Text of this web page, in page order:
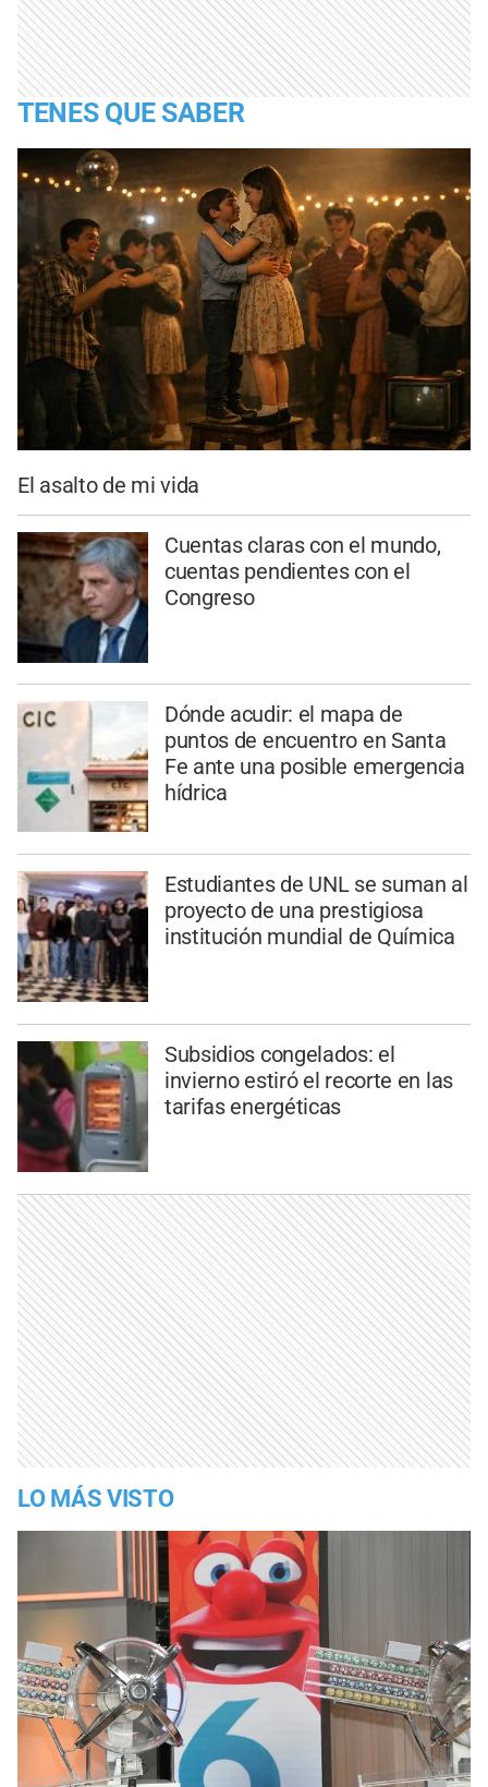
TENES QUE SABER
El asalto de mi vida
Cuentas claras con el mundo,
cuentas pendientes con el
Congreso
Dónde acudir: el mapa de
puntos de encuentro en Santa
Fe ante una posible emergencia
hídrica
Estudiantes de UNL se suman al
proyecto de una prestigiosa
institución mundial de Química
Subsidios congelados: el
invierno estiró el recorte en las
tarifas energéticas
LO MÁS VISTO